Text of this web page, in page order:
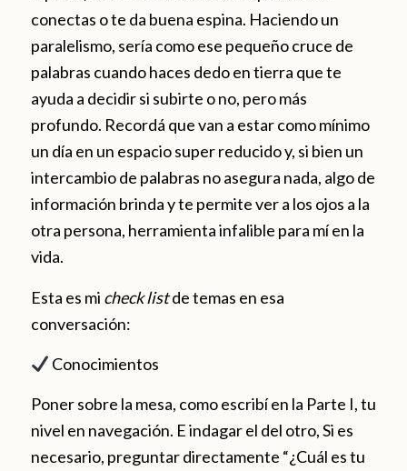
conectas o te da buena espina. Haciendo un
paralelismo, sería como ese pequeño cruce de
palabras cuando haces dedo en tierra que te
ayuda a decidir si subirte o no, pero más
profundo. Recordá que van a estar como mínimo
un día en un espacio super reducido y, si bien un
intercambio de palabras no asegura nada, algo de
información brinda y te permite ver a los ojos a la
otra persona, herramienta infalible para mí en la
vida.
Esta es mi check listde temas en esa
conversación:
Conocimientos
Poner sobre la mesa, como escribí en la Parte I, tu
nivel en navegación. E indagar el del otro, Si es
necesario, preguntar directamente “¿Cuál es tu